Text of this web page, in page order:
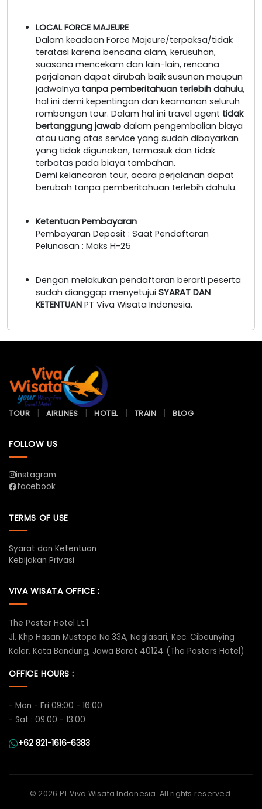
LOCAL FORCE MAJEURE
Dalam keadaan Force Majeure/terpaksa/tidak
teratasi karena bencana alam, kerusuhan,
suasana mencekam dan lain-lain, rencana
perjalanan dapat dirubah baik susunan maupun
jadwalnya tanpa pemberitahuan terlebih dahulu,
hal ini demi kepentingan dan keamanan seluruh
rombongan tour. Dalam hal ini travel agent tidak
bertanggung jawab dalam pengembalian biaya
atau uang atas service yang sudah dibayarkan
yang tidak digunakan, termasuk dan tidak
terbatas pada biaya tambahan.
Demi kelancaran tour, acara perjalanan dapat
berubah tanpa pemberitahuan terlebih dahulu.
Ketentuan Pembayaran
Pembayaran Deposit : Saat Pendaftaran
Pelunasan : Maks H-25
Dengan melakukan pendaftaran berarti peserta
sudah dianggap menyetujui SYARAT DAN
KETENTUAN PT Viva Wisata Indonesia.
TOUR AIRLINES HOTEL TRAIN BLOG
FOLLOW US
instagram
facebook
TERMS OF USE
Syarat dan Ketentuan
Kebijakan Privasi
VIVA WISATA OFFICE :
The Poster Hotel Lt.1
Jl. Khp Hasan Mustopa No.33A, Neglasari, Kec. Cibeunying
Kaler, Kota Bandung, Jawa Barat 40124 (The Posters Hotel)
OFFICE HOURS :
- Mon - Fri 09:00 - 16:00
- Sat : 09.00 - 13.00
+62 821-1616-6383
© 2026 PT Viva Wisata Indonesia. All rights reserved.